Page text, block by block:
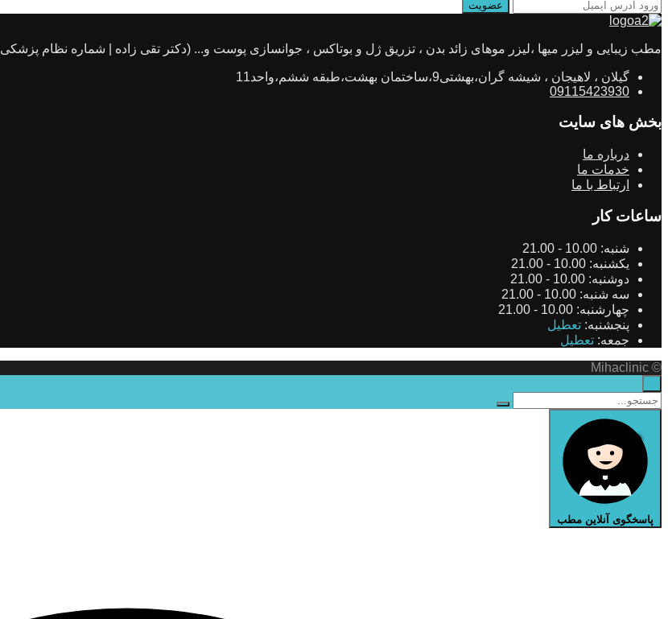
مطب زیبایی و لیزر میها ،لیزر موهای زائد بدن ، تزریق ژل و بوتاکس ، جوانسازی پوست و... (دکتر تقی زاده | شماره نظام پزشکی 205255)
گیلان ، لاهیجان ، شیشه گران،بهشتی9،ساختمان بهشت،طبقه ششم،واحد11
09115423930
بخش های سایت
درباره ما
خدمات ما
ارتباط با ما
ساعات کار
شنبه: 10.00 - 21.00
یکشنبه: 10.00 - 21.00
دوشنبه: 10.00 - 21.00
سه شنبه: 10.00 - 21.00
چهارشنبه: 10.00 - 21.00
پنجشنبه: تعطیل
جمعه: تعطیل
© Mihaclinic
پاسخگوی آنلاین مطب